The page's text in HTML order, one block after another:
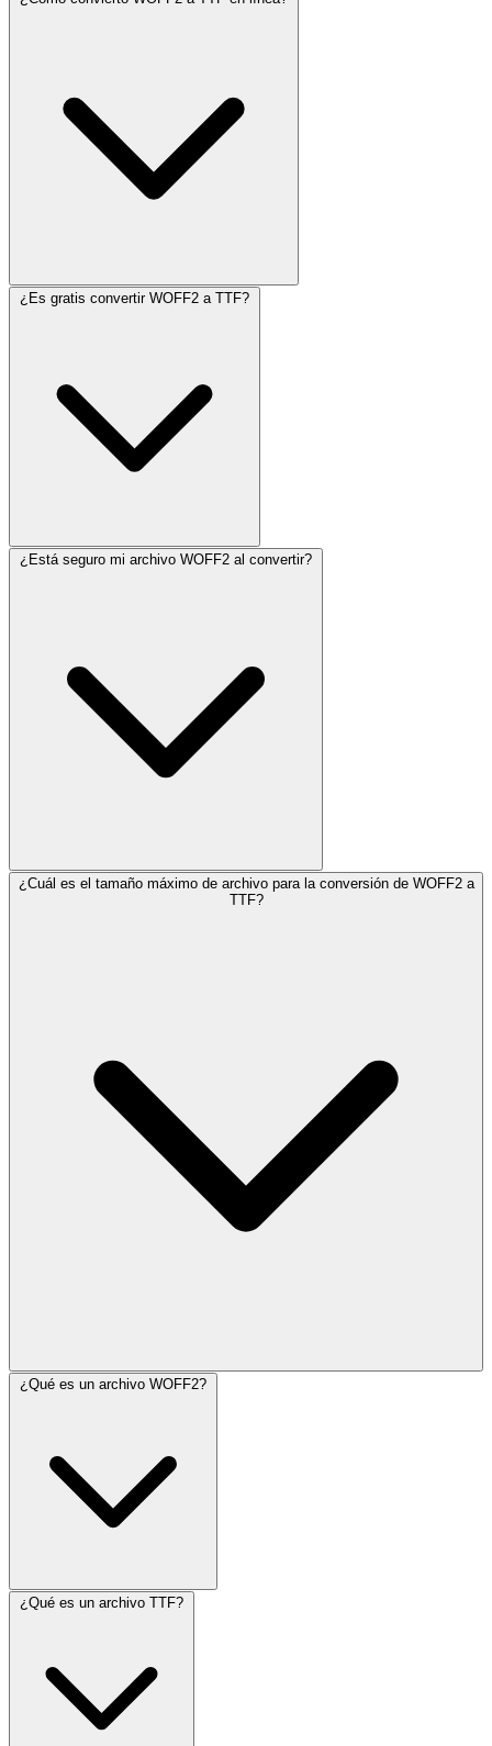
¿Es gratis convertir WOFF2 a TTF?
¿Está seguro mi archivo WOFF2 al convertir?
¿Cuál es el tamaño máximo de archivo para la conversión de WOFF2 a
TTF?
¿Qué es un archivo WOFF2?
¿Qué es un archivo TTF?